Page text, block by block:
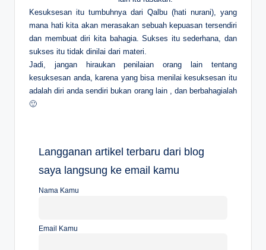
Kesuksesan itu tumbuhnya dari Qalbu (hati nurani), yang
mana hati kita akan merasakan sebuah kepuasan tersendiri
dan membuat diri kita bahagia. Sukses itu sederhana, dan
sukses itu tidak dinilai dari materi.
Jadi, jangan hiraukan penilaian orang lain tentang
kesuksesan anda, karena yang bisa menilai kesuksesan itu
adalah diri anda sendiri bukan orang lain , dan berbahagialah
🙂
Langganan artikel terbaru dari blog
saya langsung ke email kamu
Nama Kamu
Email Kamu